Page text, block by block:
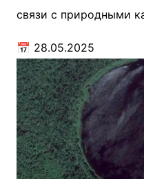
связи с природными
📅 28.05.2025